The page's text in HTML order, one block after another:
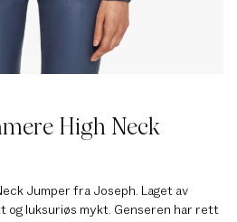
High Neck
Jumper fra Joseph. Laget av
og luksuriøs mykt. Genseren har rett